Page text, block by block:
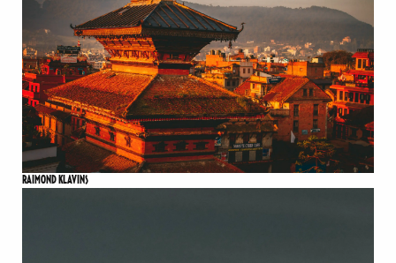
RAIMOND KLAVINS